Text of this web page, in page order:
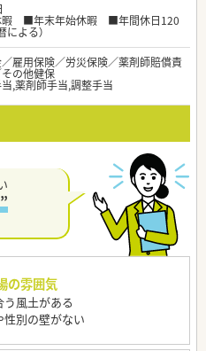
暇 ■年末年始休暇 ■年間休日120
による）
雇用保険／労災保険／薬剤師賠償責
の他健保
,薬剤師手当,調整手当
の雰囲気
う風土がある
性別の壁がない